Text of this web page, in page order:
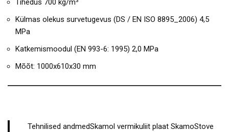
Tihedus 700 kg/m³
Külmas olekus survetugevus (DS / EN ISO 8895_2006) 4,5
MPa
Katkemismoodul (EN 993-6: 1995) 2,0 MPa
Mõõt: 1000x610x30 mm
Tehnilised andmedSkamol vermikuliit plaat SkamoStove